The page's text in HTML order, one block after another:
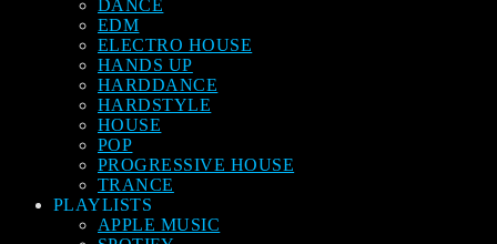
DANCE
EDM
ELECTRO HOUSE
HANDS UP
HARDDANCE
HARDSTYLE
HOUSE
POP
PROGRESSIVE HOUSE
TRANCE
PLAYLISTS
APPLE MUSIC